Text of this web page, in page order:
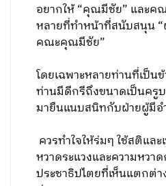
อยากให้ “คุณมีชัย” และค
หลายที่ทำหน้าที่สนับสนุน
คณะคุณมีชัย”
โดยเฉพาะหลายท่านที่เป็น
ท่านมีดีกรีถึงขนาดเป็นครู
มายืนแนบสนิทกับฝ่ายผู้มีอ
ควรทำใจให้ร่มๆ ใช้สติแล
หวาดระแวงและความหวา
ประชาธิปไตยที่เห็นแตกต่